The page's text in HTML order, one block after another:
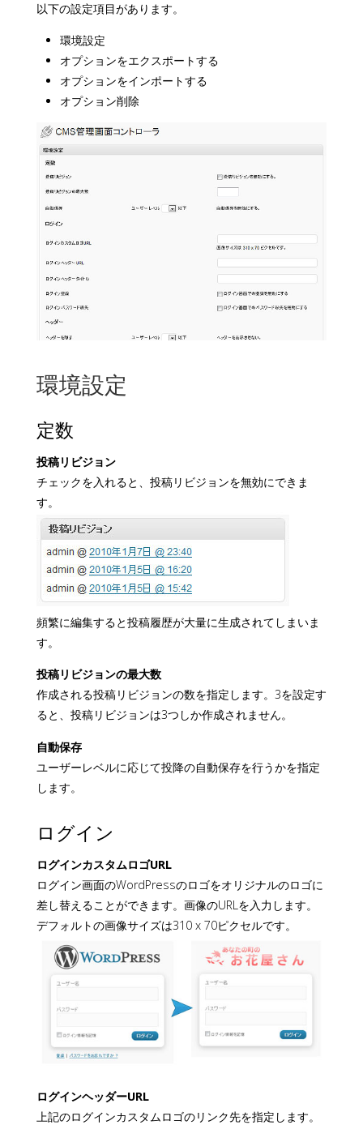
以下の設定項目があります。
環境設定
オプションをエクスポートする
オプションをインポートする
オプション削除
環境設定
定数
投稿リビジョン
チェックを入れると、投稿リビジョンを無効にできま
す。
頻繁に編集すると投稿履歴が大量に生成されてしまいま
す。
投稿リビジョンの最大数
作成される投稿リビジョンの数を指定します。3を設定す
ると、投稿リビジョンは3つしか作成されません。
自動保存
ユーザーレベルに応じて投降の自動保存を行うかを指定
します。
ログイン
ログインカスタムロゴURL
ログイン画面のWordPressのロゴをオリジナルのロゴに
差し替えることができます。画像のURLを入力します。
デフォルトの画像サイズは310 x 70ピクセルです。
ログインヘッダーURL
上記のログインカスタムロゴのリンク先を指定します。